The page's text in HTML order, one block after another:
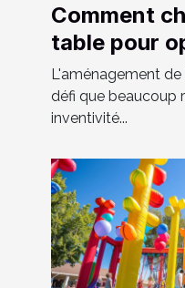
Comment
table pour
l'espace
L'aménagement de
défi que beaucoup
inventivité...